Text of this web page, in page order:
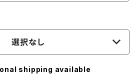
選択なし
shipping available